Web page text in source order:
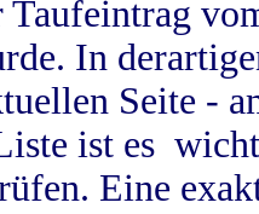
Taufeintrag
In
Seite -
ist es
Eine